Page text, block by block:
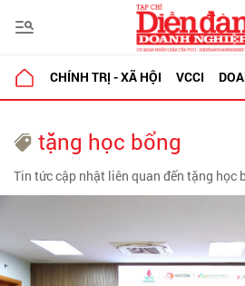
CHÍNH TRỊ - XÃ HỘI VCCI
tặng học bổng
Tin tức cập nhật liên quan đến tặng học